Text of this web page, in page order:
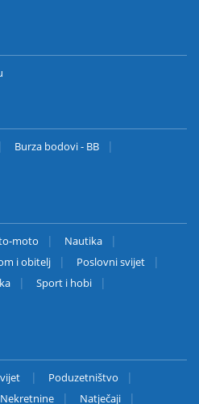
Burza bodovi - BB
moto
Nautika
i obitelj
Poslovni svijet
Sport i hobi
Poduzetništvo
Nekretnine Natječaji